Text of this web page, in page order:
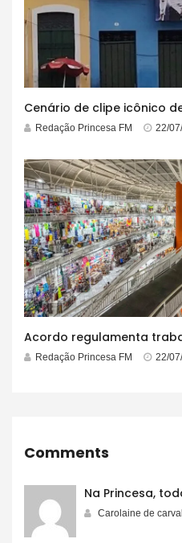
Redação Princesa FM 22/
Redação Princesa FM 22/
Comments
Na Princesa,
Carolaine de